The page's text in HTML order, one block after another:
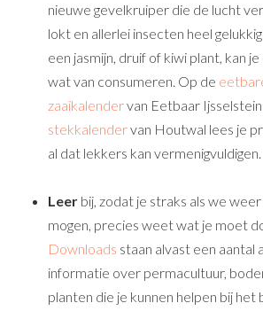
nieuwe gevelkruiper die de lucht
lokt en allerlei insecten heel
een jasmijn, druif of kiwi plant, kan
wat van consumeren. Op de
zaaikalendervan Eetbaar
stekkalendervan Houtwal lees je
al dat lekkers kan vermenigvuldigen.
Leer bij, zodat je straks als we
mogen, precies weet wat je moet
Downloads staan alvast een aantal
informatie over permacultuur,
planten die je kunnen helpen bij het